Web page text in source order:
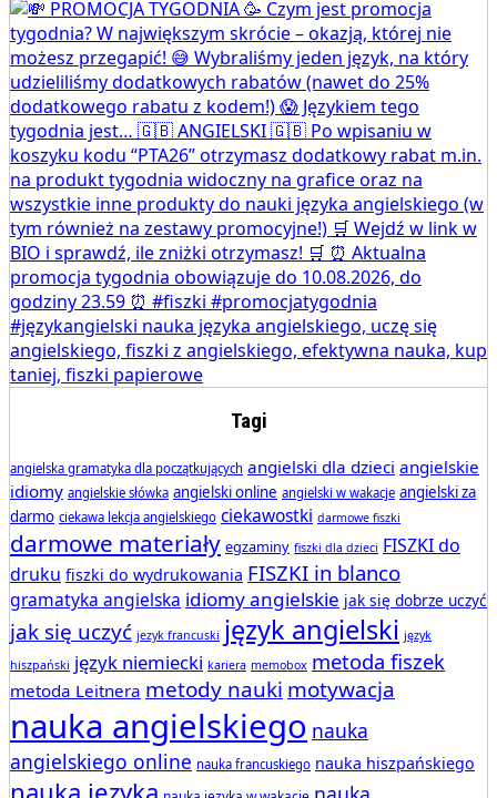
Tagi
angielska gramatyka dla początkujących angielski dla dzieci angielskie
idiomy angielskie słówka angielski online angielski w wakacje angielski za
darmo ciekawa lekcja angielskiego ciekawostki darmowe fiszki
darmowe materiały egzaminy fiszki dla dzieci FISZKI do
druku fiszki do wydrukowania FISZKI in blanco
gramatyka angielska idiomy angielskie jak się dobrze uczyć
jak się uczyć jezyk francuski język angielski język
hiszpański język niemiecki kariera memobox metoda fiszek
metoda Leitnera metody nauki motywacja
nauka angielskiego nauka
angielskiego online nauka francuskiego nauka hiszpańskiego
nauka języka